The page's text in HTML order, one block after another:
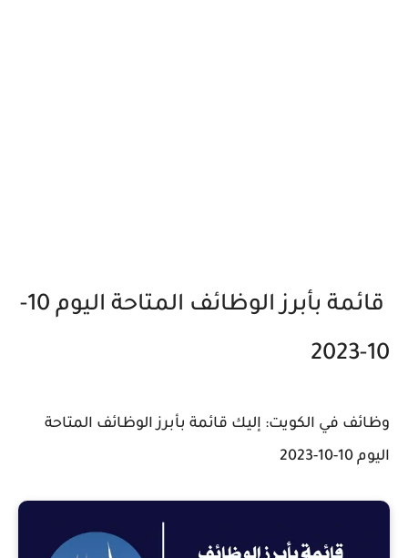
قائمة بأبرز الوظائف المتاحة اليوم 10-
10-2023
وظائف في الكويت: إليك قائمة بأبرز الوظائف المتاحة
اليوم 10-10-2023